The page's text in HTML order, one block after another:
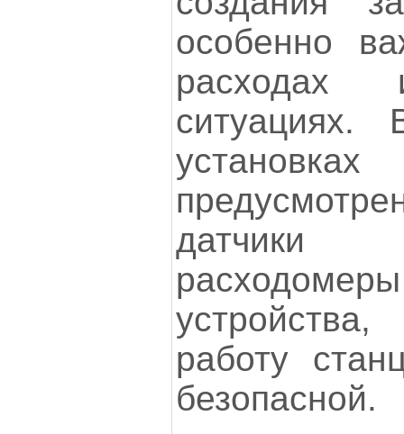
особенно
расходах
ситуациях.
работу
безопасной.